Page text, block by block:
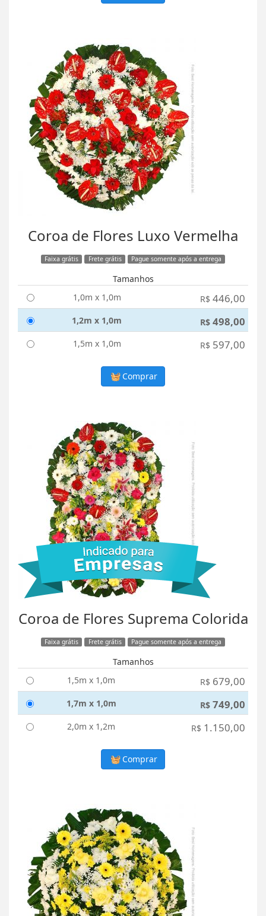
Coroa de Flores Luxo Vermelha
Faixa grátis Frete grátis Pague somente após a entrega
Tamanhos
1,0m x 1,0m
R$ 446,00
1,2m x 1,0m R$ 498,00
1,5m x 1,0m R$ 597,00
Comprar
Coroa de Flores Suprema Colorida
Faixa grátis Frete grátis Pague somente após a entrega
Tamanhos
1,5m x 1,0m
R$ 679,00
1,7m x 1,0m R$ 749,00
2,0m x 1,2m R$ 1.150,00
Comprar